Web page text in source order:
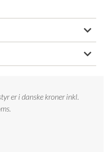
er i danske kroner inkl.